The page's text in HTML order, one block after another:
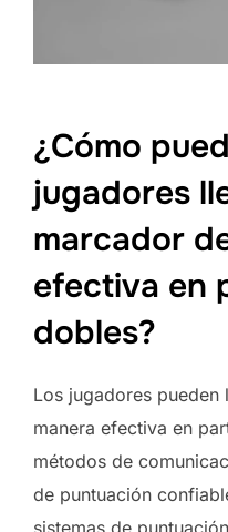
¿Cómo
jugadores
marcador
efectiva en
dobles?
Los jugadores
manera efectiva en
métodos de
de puntuación
sistemas de